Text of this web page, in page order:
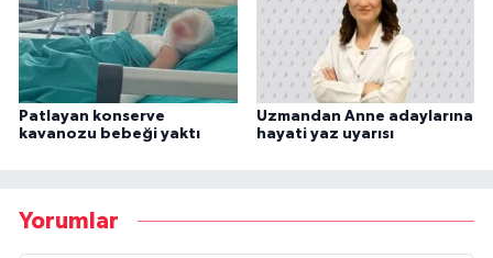
Patlayan konserve
kavanozu bebeği yaktı
Uzmandan Anne adaylarına
hayati yaz uyarısı
Yorumlar